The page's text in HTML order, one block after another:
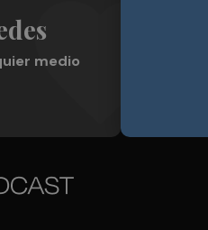
medio